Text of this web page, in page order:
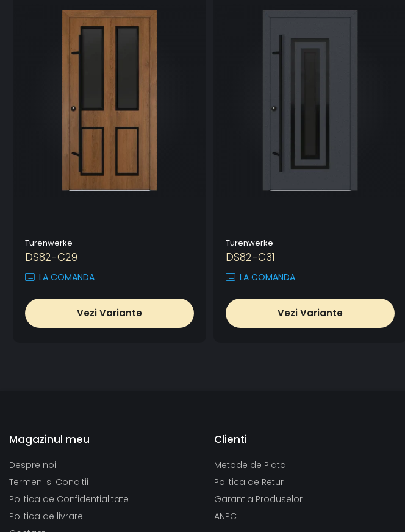
Turenwerke
DS82-C29
LA COMANDA
Vezi Variante
Turenwerke
DS82-C31
LA COMANDA
Vezi Variante
Magazinul meu
Despre noi
Termeni si Conditii
Politica de Confidentialitate
Politica de livrare
Clienti
Metode de Plata
Politica de Retur
Garantia Produselor
ANPC